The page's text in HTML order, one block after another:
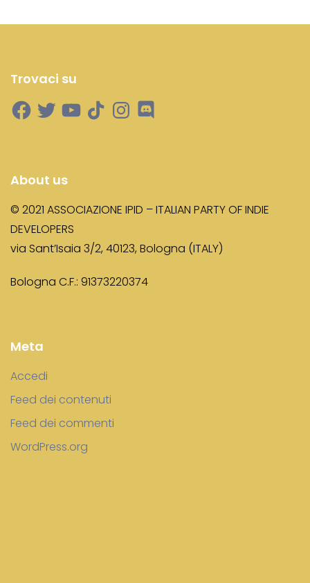
Trovaci su
About us
© 2021 ASSOCIAZIONE IPID – ITALIAN PARTY OF INDIE
DEVELOPERS
via Sant’Isaia 3/2, 40123, Bologna (ITALY)
Bologna C.F.: 91373220374
Meta
Accedi
Feed dei contenuti
Feed dei commenti
WordPress.org